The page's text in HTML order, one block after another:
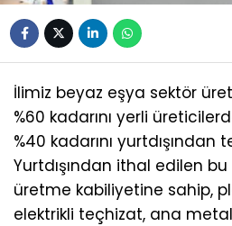
İlimiz beyaz eşya sektör
%60 kadarını yerli
%40 kadarını
Yurtdışından ithal edilen
üretme kabiliyetine sahip,
elektrikli teçhizat, ana